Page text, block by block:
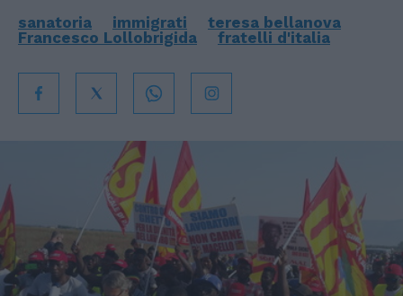
sanatoria immigrati
teresa bellanova
Francesco Lollobrigida
fratelli d'italia